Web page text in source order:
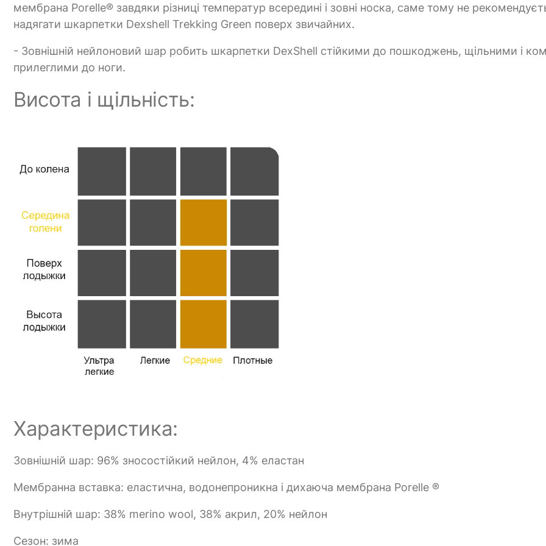
мембрана Porelle® завдяки різниці температур всередині і зовні носка, саме тому не
надягати шкарпетки Dexshell Trekking Green поверх звичайних.
- Зовнішній нейлоновий шар робить шкарпетки DexShell стійкими до пошкоджень, щільними і
прилеглими до ноги.
Висота і щільність:
Характеристика:
Зовнішній шар: 96% зносостійкий нейлон, 4% еластан
Мембранна вставка: еластична, водонепроникна і дихаюча мембрана Porelle ®
Внутрішній шар: 38% merino wool, 38% акрил, 20% нейлон
Сезон: зима